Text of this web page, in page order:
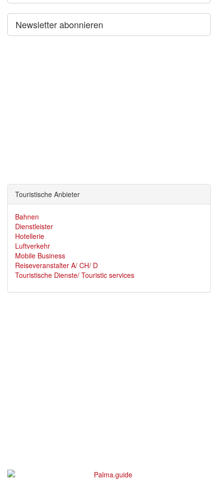
Newsletter abonnieren
Touristische Anbieter
Bahnen
Dienstleister
Hotellerie
Luftverkehr
Mobile Business
Reiseveranstalter A/ CH/ D
Touristische Dienste/ Touristic services